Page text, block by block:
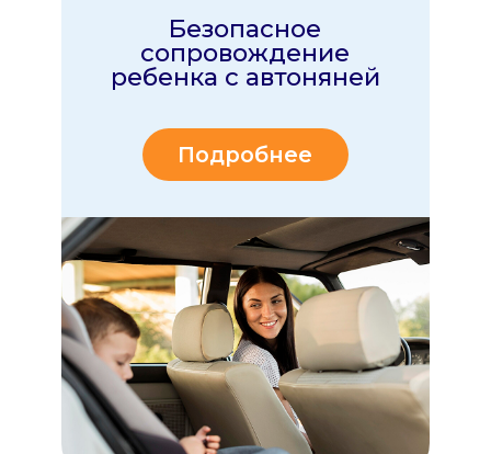
о вашем ребенке пока
вы заботитесь о себе!
НЯНЯ